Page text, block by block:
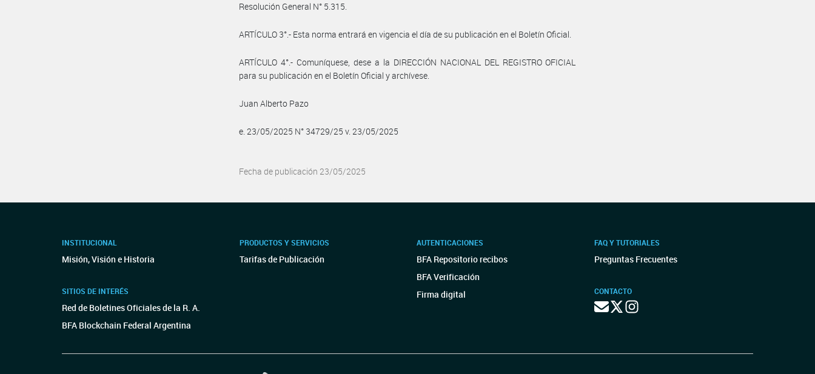
Resolución General N° 5.315.
ARTÍCULO 3°.- Esta norma entrará en vigencia el día de su publicación en el Boletín Oficial.
ARTÍCULO 4°.- Comuníquese, dese a la DIRECCIÓN NACIONAL DEL REGISTRO OFICIAL
para su publicación en el Boletín Oficial y archívese.
Juan Alberto Pazo
e. 23/05/2025 N° 34729/25 v. 23/05/2025
Fecha de publicación 23/05/2025
INSTITUCIONAL
Misión, Visión e Historia
SITIOS DE INTERÉS
Red de Boletines Oficiales de la R. A.
BFA Blockchain Federal Argentina
PRODUCTOS Y SERVICIOS
Tarifas de Publicación
AUTENTICACIONES
BFA Repositorio recibos
BFA Verificación
Firma digital
FAQ Y TUTORIALES
Preguntas Frecuentes
CONTACTO